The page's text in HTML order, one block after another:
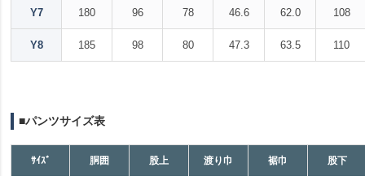
Y7 180 96 78 46.6 62.0 108
Y8 185 98 80 47.3 63.5 110
■パンツサイズ表
ｻｲｽﾞ 胴囲 股上 渡り巾 裾巾 股下